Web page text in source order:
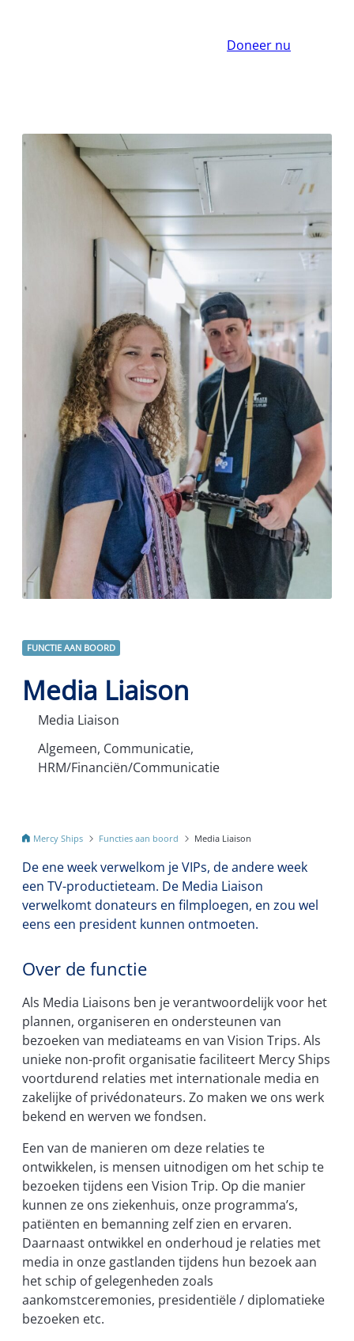
Doneer nu
FUNCTIE AAN BOORD
Media Liaison
Media Liaison
Algemeen, Communicatie,
HRM/Financiën/Communicatie
Mercy Ships Functies aan boord Media Liaison
De ene week verwelkom je VIPs, de andere week
een TV-productieteam. De Media Liaison
verwelkomt donateurs en filmploegen, en zou wel
eens een president kunnen ontmoeten.
Over de functie
Als Media Liaisons ben je verantwoordelijk voor het
plannen, organiseren en ondersteunen van
bezoeken van mediateams en van Vision Trips. Als
unieke non-profit organisatie faciliteert Mercy Ships
voortdurend relaties met internationale media en
zakelijke of privédonateurs. Zo maken we ons werk
bekend en werven we fondsen.
Een van de manieren om deze relaties te
ontwikkelen, is mensen uitnodigen om het schip te
bezoeken tijdens een Vision Trip. Op die manier
kunnen ze ons ziekenhuis, onze programma’s,
patiёnten en bemanning zelf zien en ervaren.
Daarnaast ontwikkel en onderhoud je relaties met
media in onze gastlanden tijdens hun bezoek aan
het schip of gelegenheden zoals
aankomstceremonies, presidentiële / diplomatieke
bezoeken etc.